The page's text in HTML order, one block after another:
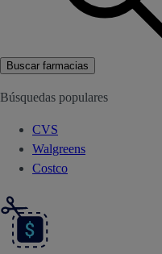
Buscar farmacias
Búsquedas populares
CVS
Walgreens
Costco